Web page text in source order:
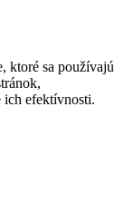
ktoré sa používajú
ich efektívnosti.